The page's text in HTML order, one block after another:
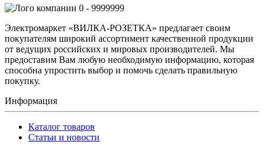
0 - 9999999
Электромаркет «ВИЛКА-РОЗЕТКА» предлагает своим
покупателям широкий ассортимент качественной продукции
от ведущих российских и мировых производителей. Мы
предоставим Вам любую необходимую информацию, которая
способна упростить выбор и помочь сделать правильную
покупку.
Информация
Каталог товаров
Статьи и новости